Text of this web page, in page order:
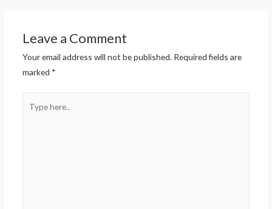
Leave a Comment
Your email address will not be published. Required fields are
marked *
here..